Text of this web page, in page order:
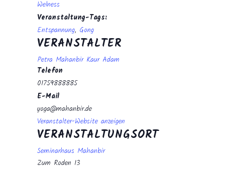
Welness
Veranstaltung-Tags:
Entspannung, Gong
VERANSTALTUNGSORT
Seminarhaus Mahanbir
Zum Roden 13
VERANSTALTER
Petra Mahanbir Kaur Adam
Telefon
01759888885
E-Mail
yoga@mahanbir.de
Veranstalter-Website anzeigen